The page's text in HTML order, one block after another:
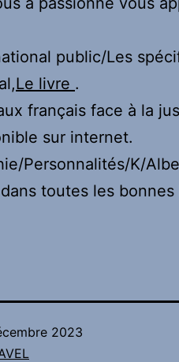
public/Les
Le livre .
français face à la
sur internet.
Personnalités/K/
toutes les bonnes
2023